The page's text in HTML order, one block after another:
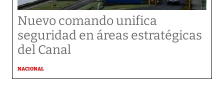
Nuevo comando unifica
seguridad en áreas estratégicas
del Canal
NACIONAL